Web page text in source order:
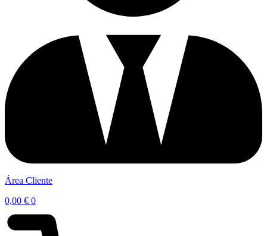
Área Cliente
0,00 € 0